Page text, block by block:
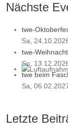
... wo Tennis
Nächste
twe-
Sa,
twe-
So,
twe beim
Sa,
Letzte